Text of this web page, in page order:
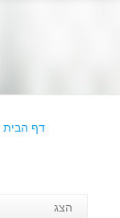
דף הבית
הצג